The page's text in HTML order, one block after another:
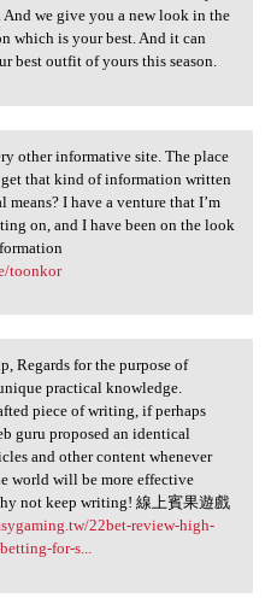
we give you a new look in the
which is your best. And it can
best outfit of yours this season.
other
other informative site. The place
that kind of information written
means? I have a venture that I’m
on, and I have been on the look
toonkor
Regards for
Regards for the purpose of
practical knowledge.
piece of writing, if perhaps
guru proposed an identical
and other content whenever
world will be more effective
not keep writing! 線上賓果遊戲
22bet-review-high-
for-s...